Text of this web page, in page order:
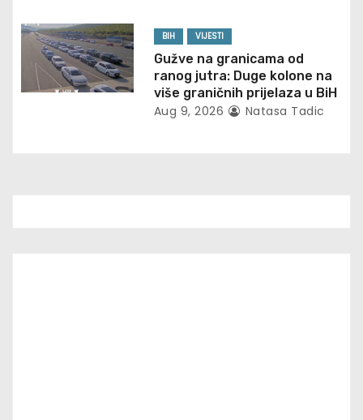
o
n
BIH VIJESTI
Gužve na granicama od
ranog jutra: Duge kolone na
više graničnih prijelaza u BiH
Aug 9, 2026 Natasa Tadic